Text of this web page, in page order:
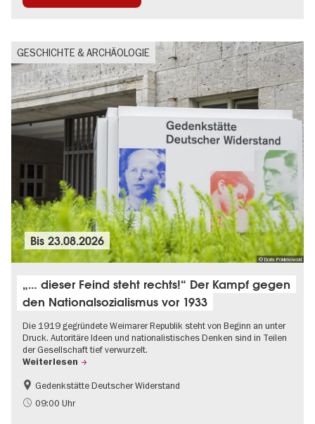
GESCHICHTE & ARCHÄOLOGIE
© Doris Poklekowski
Bis23.08.2026
„… dieser Feind steht rechts!“ Der Kampf gegen
den Nationalsozialismus vor 1933
Die 1919 gegründete Weimarer Republik steht von Beginn an unter
Druck. Autoritäre Ideen und nationalistisches Denken sind in Teilen
der Gesellschaft tief verwurzelt.
Weiterlesen
Gratis
NS-Geschichte
Gedenkstätte Deutscher Widerstand
09:00 Uhr